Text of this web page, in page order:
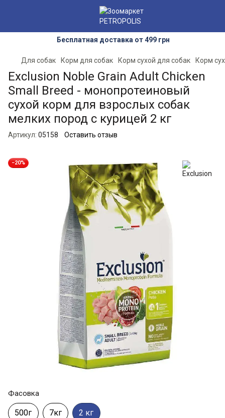
Бесплатная доставка от 499 грн
Для собак Корм для собак Корм сухой для собак Корм
Exclusion Noble Grain Adult Chicken
Small Breed - монопротеиновый
сухой корм для взрослых собак
мелких пород с курицей 2 кг
Артикул: 05158 Оставить отзыв
−20%
Фасовка
500г 7кг 2 кг